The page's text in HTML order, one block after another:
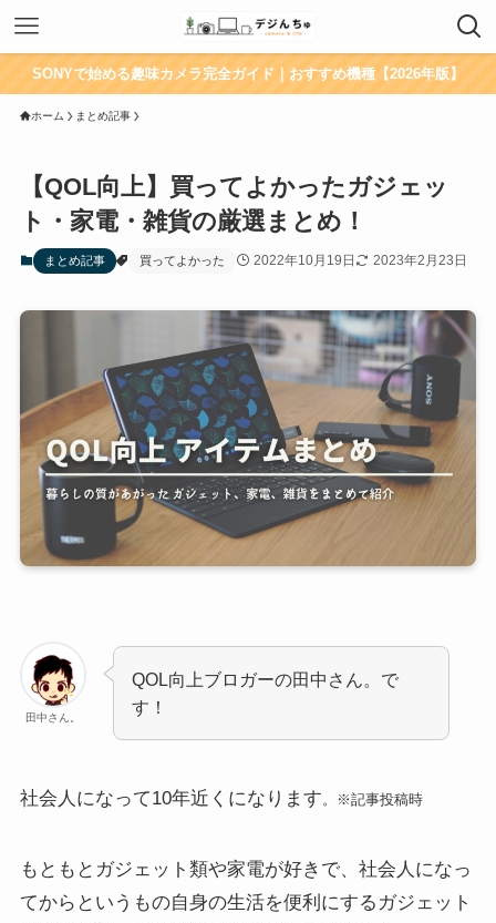
SONYで始める趣味カメラ完全ガイド｜おすすめ機種【2026年版】
ホーム まとめ記事
【QOL向上】買ってよかったガジェッ
ト・家電・雑貨の厳選まとめ！
まとめ記事 買ってよかった 2022年10月19日 2023年2月23日
田中さん。
QOL向上ブロガーの田中さん。で
す！
社会人になって10年近くになります 。※記事投稿時
もともとガジェット類や家電が好きで、社会人になっ
てからというもの自身の生活を便利にするガジェット